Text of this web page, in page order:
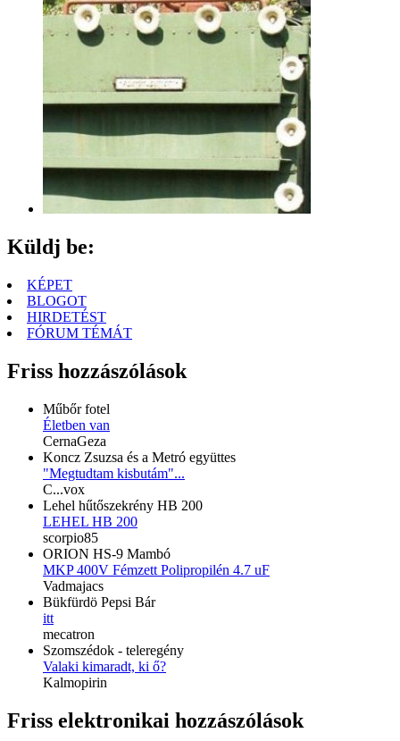
Küldj be:
KÉPET
BLOGOT
HIRDETÉST
FÓRUM TÉMÁT
Friss hozzászólások
Műbőr fotel
Életben van
CernaGeza
Koncz Zsuzsa és a Metró együttes
"Megtudtam kisbutám"...
C...vox
Lehel hűtőszekrény HB 200
LEHEL HB 200
scorpio85
ORION HS-9 Mambó
MKP 400V Fémzett Polipropilén 4.7 uF
Vadmajacs
Bükfürdö Pepsi Bár
itt
mecatron
Szomszédok - teleregény
Valaki kimaradt, ki ő?
Kalmopirin
Friss elektronikai hozzászólások